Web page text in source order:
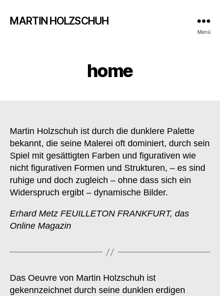
MARTIN HOLZSCHUH
Menü
home
Martin Holzschuh ist durch die dunklere Palette
bekannt, die seine Malerei oft dominiert, durch sein
Spiel mit gesättigten Farben und figurativen wie
nicht figurativen Formen und Strukturen, – es sind
ruhige und doch zugleich – ohne dass sich ein
Widerspruch ergibt – dynamische Bilder.
Erhard Metz FEUILLETON FRANKFURT, das
Online Magazin
Das Oeuvre von Martin Holzschuh ist
gekennzeichnet durch seine dunklen erdigen